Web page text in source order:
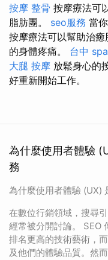
按摩 整骨 按摩療法可
脂肪團。 seo服務 當
按摩療法可以幫助治
的身體疼痛。 台中 spa
大腿 按摩 放鬆身心的
好重新開始工作。
為什麼使用者體驗
務
為什麼使用者體驗 (UX)
在數位行銷領域，搜尋
經常被分開討論。 SEO
排名更高的技術藝術，
及他們的體驗品質。然